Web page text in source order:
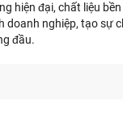
hiện đại, chất liệu
doanh nghiệp, tạo sự
đầu.